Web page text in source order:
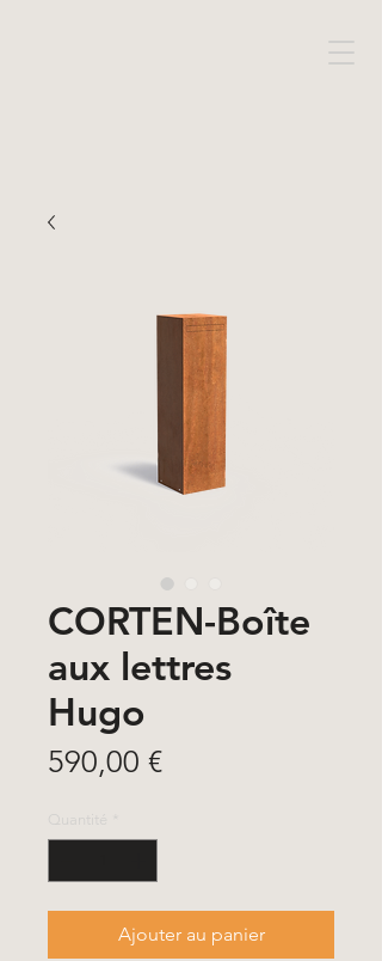
CORTEN-Boîte
aux lettres
Hugo
590,00 €Prix
Quantité
Ajouter au panier